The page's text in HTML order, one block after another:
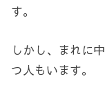
す。
しかし、まれに
つ人もいます。